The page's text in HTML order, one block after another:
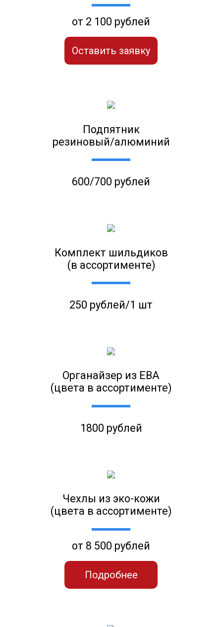
от 2 100 рублей
Оставить заявку
Подпятник
резиновый/алюминий
600/700 рублей
Комплект шильдиков
(в ассортименте)
250 рублей/1 шт
Органайзер из ЕВА
(цвета в ассортименте)
1800 рублей
Чехлы из эко-кожи
(цвета в ассортименте)
от 8 500 рублей
Подробнее